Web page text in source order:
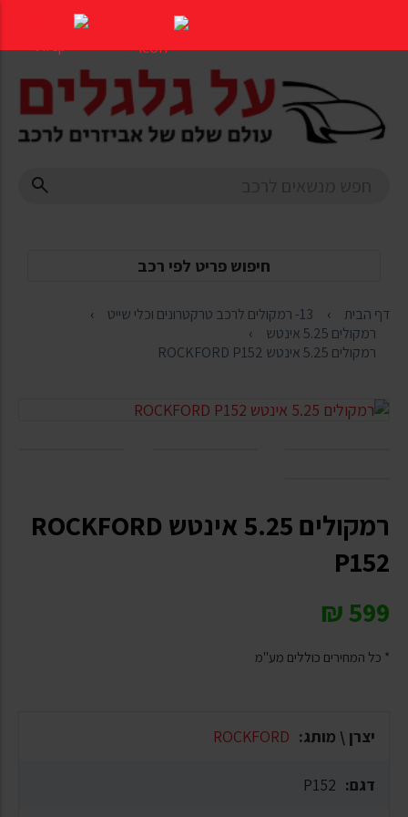
העמוד
חיפוש פריט לפי רכב
דף הבית
13- רמקולים לרכב טרקטרונים וכלי שייט
רמקולים 5.25 אינטש
רמקולים 5.25 אינטש ROCKFORD P152
רמקולים 5.25 אינטש ROCKFORD
P152
599
₪
* כל המחירים כוללים מע"מ
יצרן \ מותג: ROCKFORD
דגם: P152